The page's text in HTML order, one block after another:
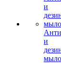
и
мыло